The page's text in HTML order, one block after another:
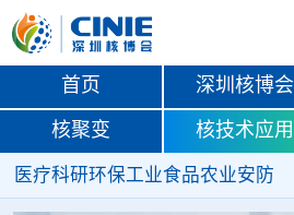
首页 深圳核博会
核聚变 核技术应用
医疗科研环保工业食品农业安防